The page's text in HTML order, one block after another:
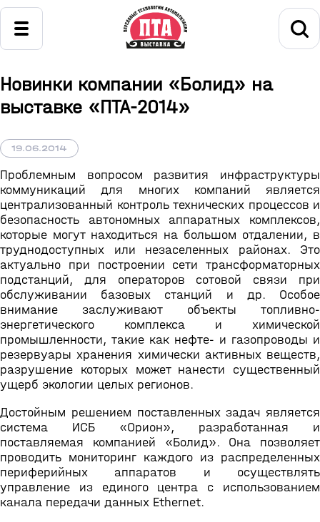
Новинки компании «Болид» на
выставке «ПТА-2014»
19.06.2014
Проблемным вопросом развития инфраструктуры
коммуникаций для многих компаний является
централизованный контроль технических процессов и
безопасность автономных аппаратных комплексов,
которые могут находиться на большом отдалении, в
труднодоступных или незаселенных районах. Это
актуально при построении сети трансформаторных
подстанций, для операторов сотовой связи при
обслуживании базовых станций и др. Особое
внимание заслуживают объекты топливно-
энергетического комплекса и химической
промышленности, такие как нефте- и газопроводы и
резервуары хранения химически активных веществ,
разрушение которых может нанести существенный
ущерб экологии целых регионов.
Достойным решением поставленных задач является
система ИСБ «Орион», разработанная и
поставляемая компанией «Болид». Она позволяет
проводить мониторинг каждого из распределенных
периферийных аппаратов и осуществлять
управление из единого центра с использованием
канала передачи данных Ethernet.